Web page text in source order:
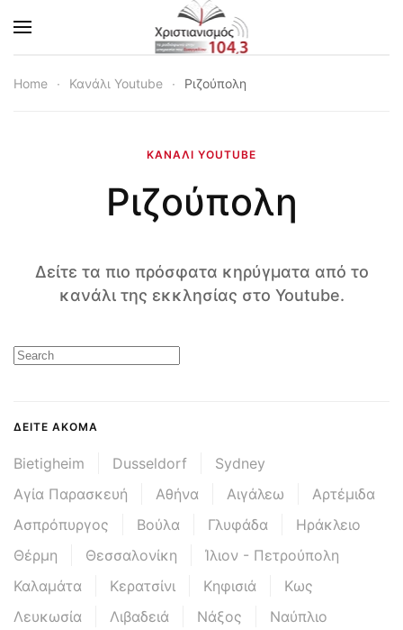
Skip to main content
Home Κανάλι Youtube Ριζούπολη
ΚΑΝΆΛΙ YOUTUBE
Ριζούπολη
Δείτε τα πιο πρόσφατα κηρύγματα από το
κανάλι της εκκλησίας στο Youtube.
ΔΕΊΤΕ ΑΚΌΜΑ
Bietigheim Dusseldorf
Sydney
Αγία Παρασκευή
Αθήνα Αιγάλεω
Αρτέμιδα
Ασπρόπυργος
Βούλα Γλυφάδα
Ηράκλειο
Θέρμη
Θεσσαλονίκη
Ίλιον - Πετρούπολη
Καλαμάτα
Κερατσίνι Κηφισιά
Κως
Λευκωσία
Λιβαδειά Νάξος
Ναύπλιο